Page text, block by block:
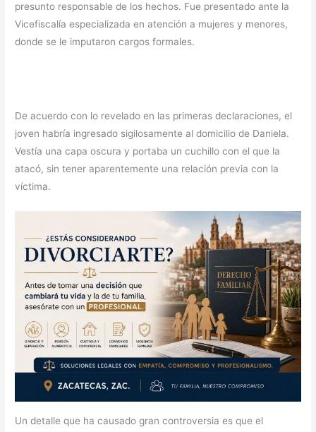
presunto responsable de los hechos. Fue presentado ante la
Vicefiscalía especializada en atención a mujeres y menores,
donde se le imputaron cargos formales.
De acuerdo con lo revelado en las primeras declaraciones, el
joven habría ingresado sigilosamente al domicilio de Daniela.
Vestía una capa oscura y portaba un cuchillo con el que la
atacó, sin tener aparentemente una relación previa con la
víctima.
Un detalle que ha causado gran controversia es que el